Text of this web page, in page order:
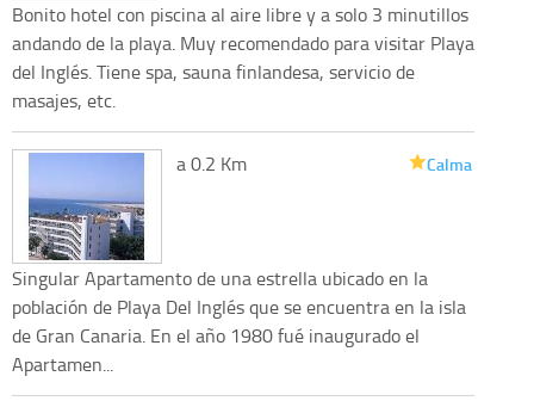
Bonito hotel con piscina al aire libre y a solo 3 minutillos
andando de la playa. Muy recomendado para visitar Playa
del Inglés. Tiene spa, sauna finlandesa, servicio de
masajes, etc.
Calma
a 0.2 Km
Singular Apartamento de una estrella ubicado en la
población de Playa Del Inglés que se encuentra en la isla
de Gran Canaria. En el año 1980 fué inaugurado el
Apartamen...